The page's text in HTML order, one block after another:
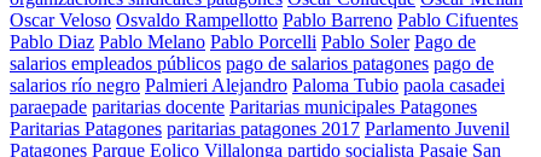
Oscar Veloso Osvaldo Rampellotto Pablo Barreno Pablo Cifuentes
Pablo Diaz Pablo Melano Pablo Porcelli Pablo Soler Pago de
salarios empleados públicos pago de salarios patagones pago de
salarios río negro Palmieri Alejandro Paloma Tubio paola casadei
paraepade paritarias docente Paritarias municipales Patagones
Paritarias Patagones paritarias patagones 2017 Parlamento Juvenil
Patagones Parque Eolico Villalonga partido socialista Pasaje San